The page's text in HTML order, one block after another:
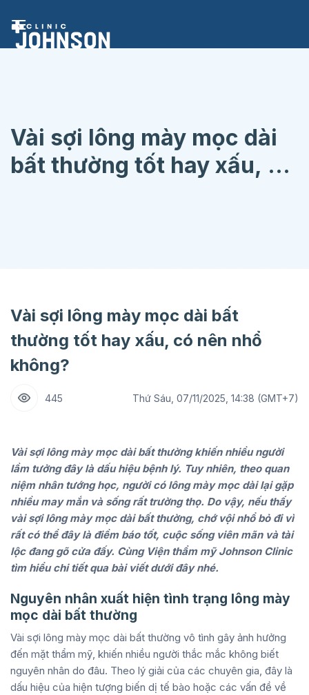
đến
Vài sợi lông mày mọc dài
bất thường tốt hay xấu, có
Vài sợi lông mày mọc dài bất
thường tốt hay xấu, có nên nhổ
không?
445 Thứ Sáu, 07/11/2025, 14:38 (GMT+7)
Vài sợi lông mày mọc dài bất thường khiến nhiều người
lầm tưởng đây là dấu hiệu bệnh lý. Tuy nhiên, theo quan
niệm nhân tướng học, người có lông mày mọc dài lại gặp
nhiều may mắn và sống rất trường thọ. Do vậy, nếu thấy
vài sợi lông mày mọc dài bất thường, chớ vội nhổ bỏ đi vì
rất có thể đây là điềm báo tốt, cuộc sống viên mãn và tài
lộc đang gõ cửa đấy. Cùng Viện thẩm mỹ Johnson Clinic
tìm hiểu chi tiết qua bài viết dưới đây nhé.
Nguyên nhân xuất hiện tình trạng lông mày
mọc dài bất thường
Vài sợi lông mày mọc dài bất thường vô tình gây ảnh hưởng
đến mặt thẩm mỹ, khiến nhiều người thắc mắc không biết
nguyên nhân do đâu. Theo lý giải của các chuyên gia, đây là
dấu hiệu của hiện tượng biến dị tế bào hoặc các vấn đề về